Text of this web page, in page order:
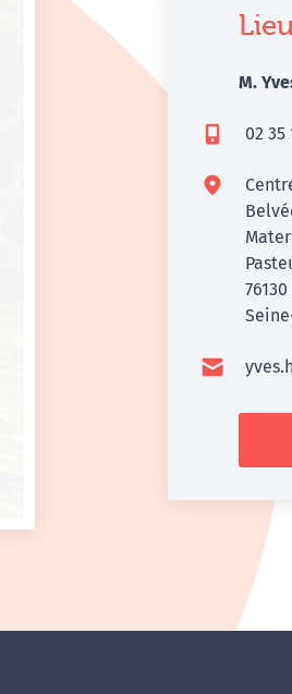
M.
02 35
76130